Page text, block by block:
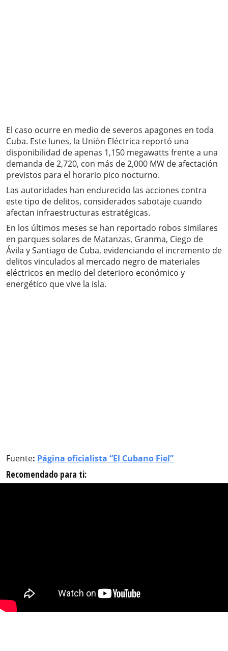
El caso ocurre en medio de severos apagones en toda
Cuba. Este lunes, la Unión Eléctrica reportó una
disponibilidad de apenas 1,150 megawatts frente a una
demanda de 2,720, con más de 2,000 MW de afectación
previstos para el horario pico nocturno.
Las autoridades han endurecido las acciones contra
este tipo de delitos, considerados sabotaje cuando
afectan infraestructuras estratégicas.
En los últimos meses se han reportado robos similares
en parques solares de Matanzas, Granma, Ciego de
Ávila y Santiago de Cuba, evidenciando el incremento de
delitos vinculados al mercado negro de materiales
eléctricos en medio del deterioro económico y
energético que vive la isla.
Fuente: Página oficialista “El Cubano Fiel”
Recomendado para ti: